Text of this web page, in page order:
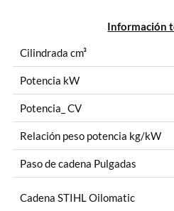
Información
Cilindrada cm³
Potencia kW
Potencia_ CV
Relación peso potencia kg/kW
Paso de cadena Pulgadas
Cadena STIHL Oilomatic